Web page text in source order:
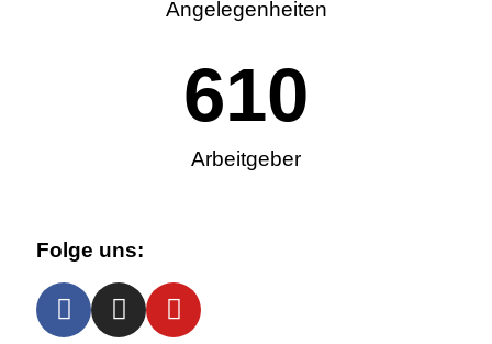
Angelegenheiten
610
Arbeitgeber
Folge uns: